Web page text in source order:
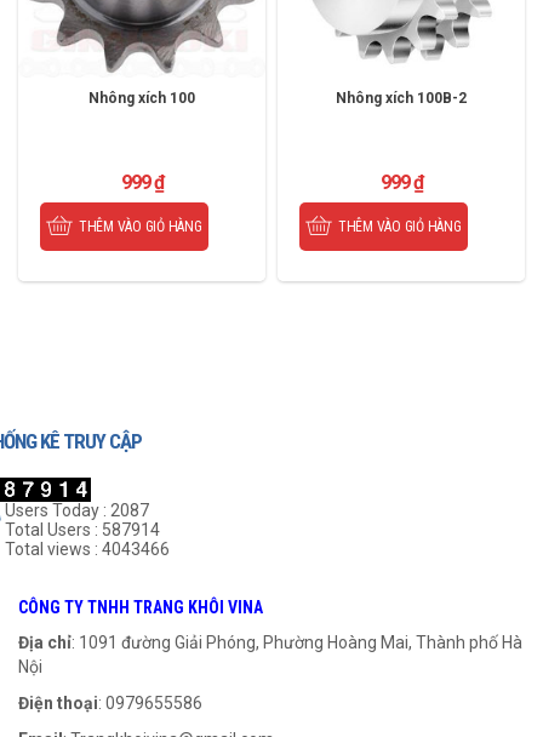
Nhông xích 100
999₫
THÊM VÀO GIỎ HÀNG
Nhông xích 100B-2
999₫
THÊM VÀO GIỎ HÀNG
KÊ TRUY CẬP
Users Today : 2087
Total Users : 587914
Total views : 4043466
CÔNG TY TNHH TRANG KHÔI VINA
Địa chỉ: 1091 đường Giải Phóng, Phường Hoàng Mai, Thành phố Hà
Nội
Điện thoại: 0979655586